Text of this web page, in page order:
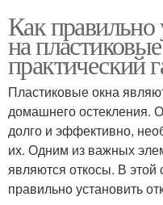
Как правильно
на
практический
Пластиковые окна
домашнего остекления.
долго и эффективно,
их. Одним из важных
являются откосы. В этой
правильно установить